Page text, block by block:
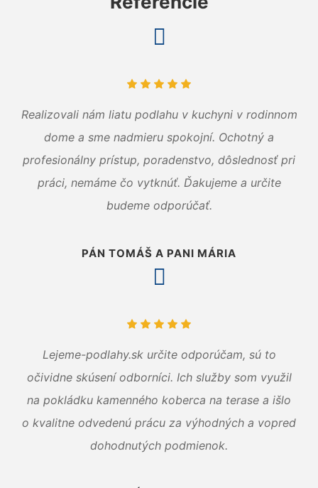
Realizovali nám liatu podlahu v kuchyni v rodinnom
dome a sme nadmieru spokojní. Ochotný a
profesionálny prístup, poradenstvo, dôslednosť pri
práci, nemáme čo vytknúť. Ďakujeme a určite
budeme odporúčať.
PÁN TOMÁŠ A PANI MÁRIA
Lejeme-podlahy.sk určite odporúčam, sú to
očividne skúsení odborníci. Ich služby som využil
na pokládku kamenného koberca na terase a išlo
o kvalitne odvedenú prácu za výhodných a vopred
dohodnutých podmienok.